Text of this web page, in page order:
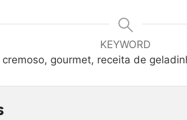
KEYWORD
gourmet, receita de